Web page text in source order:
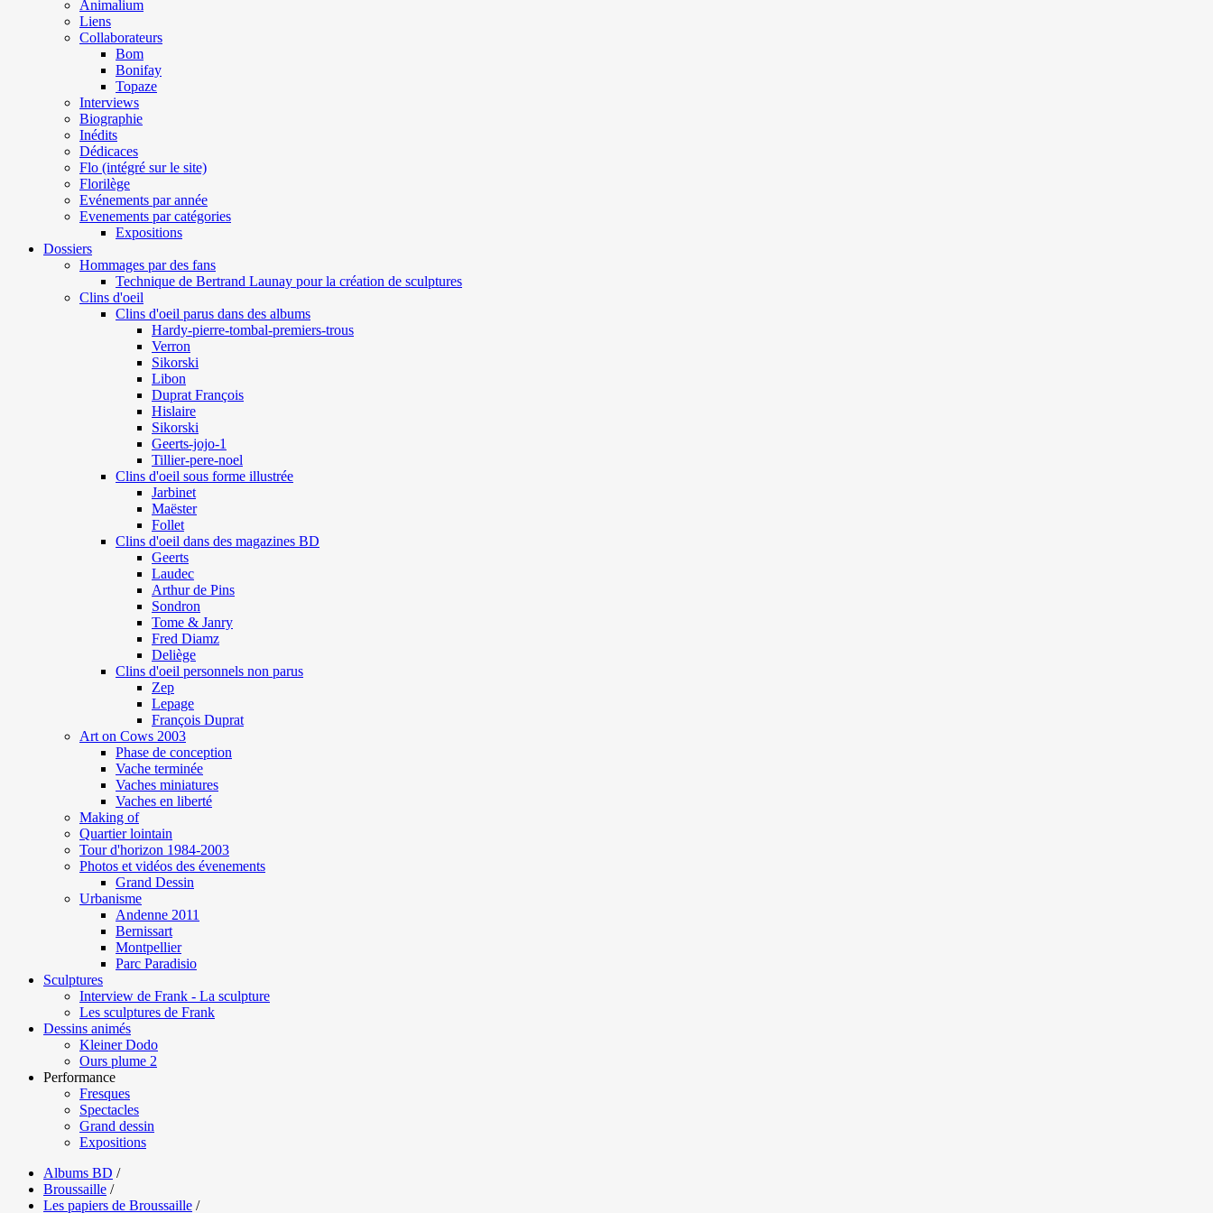
Animalium
Liens
Collaborateurs
Bom
Bonifay
Topaze
Interviews
Biographie
Inédits
Dédicaces
Flo (intégré sur le site)
Florilège
Evénements par année
Evenements par catégories
Expositions
Dossiers
Hommages par des fans
Technique de Bertrand Launay pour la création de sculptures
Clins d'oeil
Clins d'oeil parus dans des albums
Hardy-pierre-tombal-premiers-trous
Verron
Sikorski
Libon
Duprat François
Hislaire
Sikorski
Geerts-jojo-1
Tillier-pere-noel
Clins d'oeil sous forme illustrée
Jarbinet
Maëster
Follet
Clins d'oeil dans des magazines BD
Geerts
Laudec
Arthur de Pins
Sondron
Tome & Janry
Fred Diamz
Deliège
Clins d'oeil personnels non parus
Zep
Lepage
François Duprat
Art on Cows 2003
Phase de conception
Vache terminée
Vaches miniatures
Vaches en liberté
Making of
Quartier lointain
Tour d'horizon 1984-2003
Photos et vidéos des évenements
Grand Dessin
Urbanisme
Andenne 2011
Bernissart
Montpellier
Parc Paradisio
Sculptures
Interview de Frank - La sculpture
Les sculptures de Frank
Dessins animés
Kleiner Dodo
Ours plume 2
Performance
Fresques
Spectacles
Grand dessin
Expositions
Albums BD /
Broussaille /
Les papiers de Broussaille /